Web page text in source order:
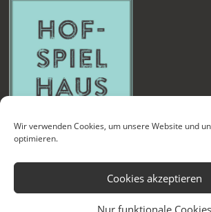
Wir verwenden Cookies, um unsere Website und
optimieren.
Cookies akzeptieren
Nur funktionale Cookies